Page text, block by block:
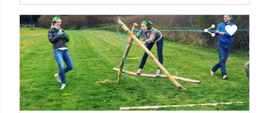
share favorite